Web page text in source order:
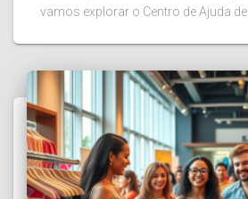
vamos explorar o Centro de Ajuda de